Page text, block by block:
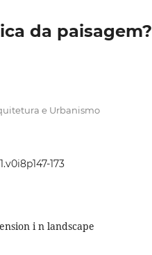
da paisagem?
e Urbanismo
173
i n landscape